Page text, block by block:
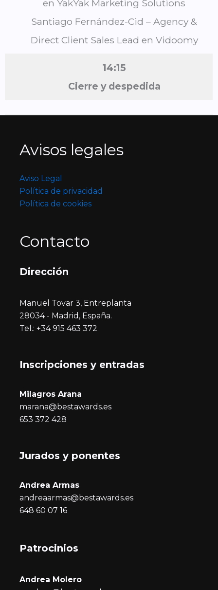
en YakYak Marketing Solutions
Santiago Fernández-Cid – Agency &
Direct Client Sales Lead en Vidoomy
14:15
Cierre y despedida
Avisos legales
Aviso Legal
Política de privacidad
Política de cookies
Contacto
Dirección
Manuel Tovar 3, Entreplanta
28034 - Madrid, España.
Tel.: +34 915 463 372
Inscripciones y entradas
Milagros Arana
marana@bestawards.es
653 372 428
Jurados y ponentes
Andrea Armas
andreaarmas@bestawards.es
648 60 07 16
Patrocinios
Andrea Molero